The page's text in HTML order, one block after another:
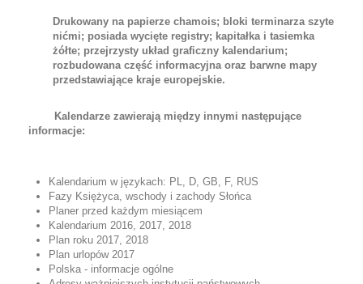
Drukowany na papierze chamois; bloki terminarza szyte
nićmi; posiada wycięte registry; kapitałka i tasiemka
żółte; przejrzysty układ graficzny kalendarium;
rozbudowana część informacyjna oraz barwne mapy
przedstawiające kraje europejskie.
Kalendarze zawierają między innymi następujące
informacje:
Kalendarium w językach: PL, D, GB, F, RUS
Fazy Księżyca, wschody i zachody Słońca
Planer przed każdym miesiącem
Kalendarium 2016, 2017, 2018
Plan roku 2017, 2018
Plan urlopów 2017
Polska - informacje ogólne